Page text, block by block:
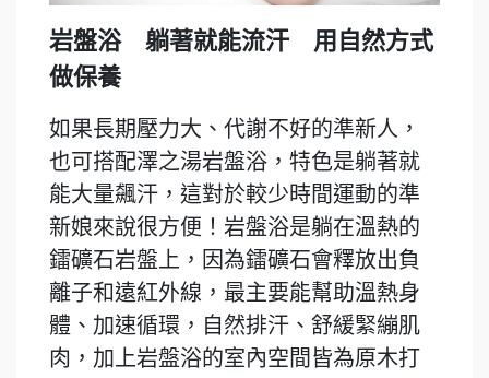
岩盤浴 躺著就能流汗 用自然方式
做保養
如果長期壓力大、代謝不好的準新人，
也可搭配澤之湯岩盤浴，特色是躺著就
能大量飆汗，這對於較少時間運動的準
新娘來說很方便！岩盤浴是躺在溫熱的
鐳礦石岩盤上，因為鐳礦石會釋放出負
離子和遠紅外線，最主要能幫助溫熱身
體、加速循環，自然排汗、舒緩緊繃肌
肉，加上岩盤浴的室內空間皆為原木打